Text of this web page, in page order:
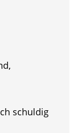
schuldig